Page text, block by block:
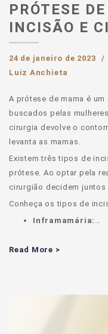
PRÓTESE
INCISÃO E
24 de janeiro de 2023
Luiz Anchieta
A prótese de mama é
buscados pelas
cirurgia devolve o
levanta as mamas.
Existem três tipos de
prótese. Ao optar pela
cirurgião decidem juntos
Conheça os tipos de
Inframamária:
Read More >